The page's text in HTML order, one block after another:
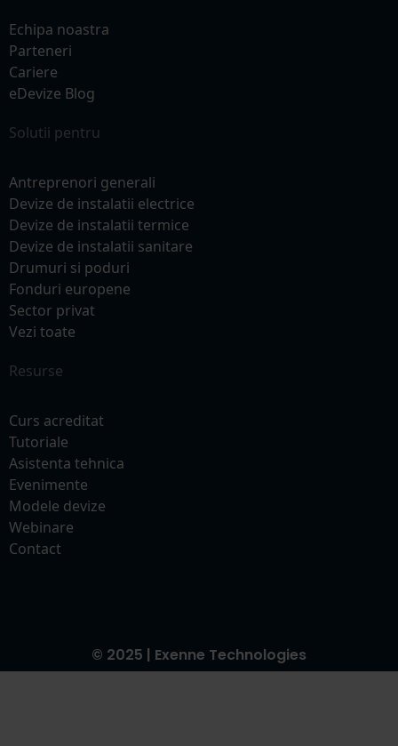
Echipa noastra
Parteneri
Cariere
eDevize Blog
Solutii pentru
Antreprenori generali
Devize de instalatii electrice
Devize de instalatii termice
Devize de instalatii sanitare
Drumuri si poduri
Fonduri europene
Sector privat
Vezi toate
Resurse
Curs acreditat
Tutoriale
Asistenta tehnica
Evenimente
Modele devize
Webinare
Contact
© 2025 | Exenne Technologies